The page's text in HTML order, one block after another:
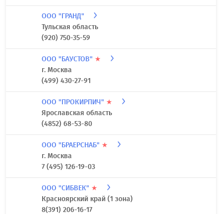
ООО "ГРАНД"
Тульская область
(920) 750-35-59
ООО "БАУСТОВ" ★
г. Москва
(499) 430-27-91
ООО "ПРОКИРПИЧ" ★
Ярославская область
(4852) 68-53-80
ООО "БРАЕРСНАБ" ★
г. Москва
7 (495) 126-19-03
ООО "СИБВЕК" ★
Красноярский край (1 зона)
8(391) 206-16-17